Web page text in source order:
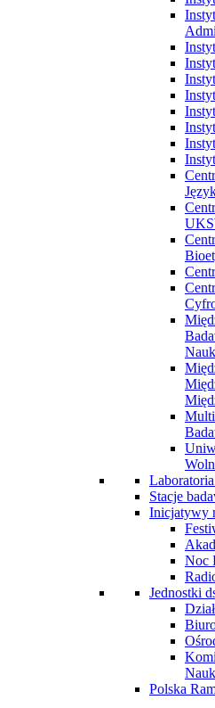
Stacje
Inicjatywy
Noc
Jednostki
Polska